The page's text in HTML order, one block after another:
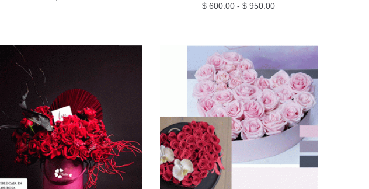
$ 600.00 - $ 950.00Rango
desde
$ 600.00
hasta
$ 950.00
tiene
múltiples
variantes.
Las
opciones
se
elegir